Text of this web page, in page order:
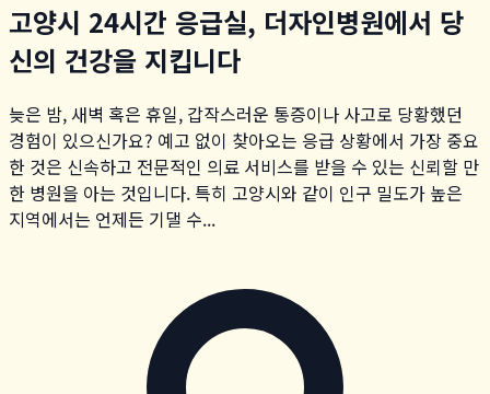
고양시 24시간 응급실, 더자인병원에서 당
신의 건강을 지킵니다
늦은 밤, 새벽 혹은 휴일, 갑작스러운 통증이나 사고로 당황했던
경험이 있으신가요? 예고 없이 찾아오는 응급 상황에서 가장 중요
한 것은 신속하고 전문적인 의료 서비스를 받을 수 있는 신뢰할 만
한 병원을 아는 것입니다. 특히 고양시와 같이 인구 밀도가 높은
지역에서는 언제든 기댈 수...